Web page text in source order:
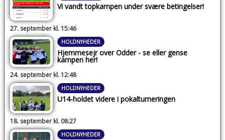
Vi vandt topkampen under svære betingelser!
27. september kl. 15:46
HOLDNYHEDER
Hjemmesejr over Odder - se eller gense
kampen her!
24. september kl. 12:48
HOLDNYHEDER
U14-holdet videre i pokalturneringen
18. september kl. 08:27
HOLDNYHEDER